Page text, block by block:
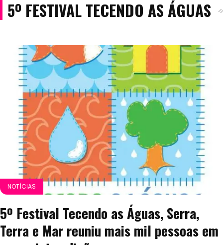
5º FESTIVAL TECENDO AS ÁGUAS
NOTÍCIAS
5º Festival Tecendo as Águas, Serra,
Terra e Mar reuniu mais mil pessoas em